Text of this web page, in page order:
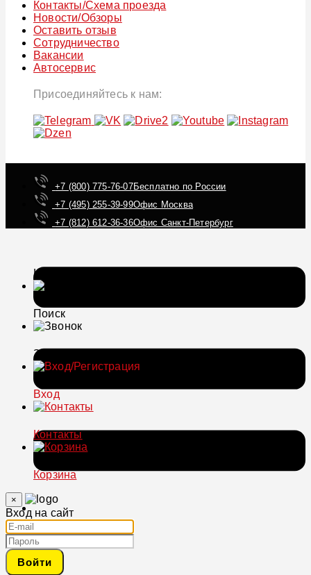
Контакты/Схема проезда
Новости/Обзоры
Оставить отзыв
Сотрудничество
Вакансии
Автосервис
Присоединяйтесь к нам:
+7 (800) 775-76-07Бесплатно по России
+7 (495) 255-39-99Офис Москва
+7 (812) 612-36-36Офис Санкт-Петербург
Каталог
Поиск
Звонок
Вход
Контакты
Корзина
×
Вход на сайт
Войти